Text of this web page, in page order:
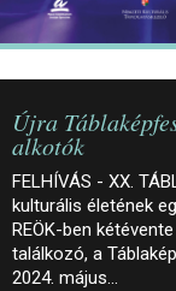
Újra
alkotók
FELHÍVÁS - XX.
kulturális életének
REÖK-ben
találkozó, a
2024. május…